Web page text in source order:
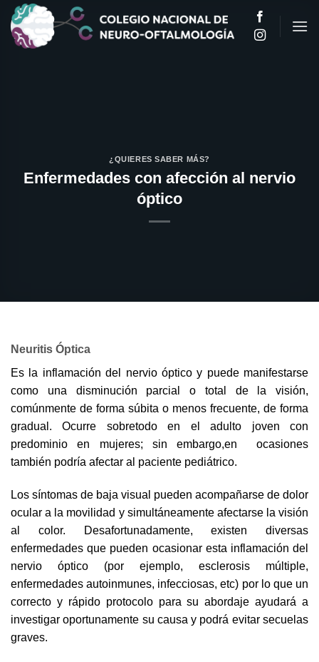
Saltar
contenido
¿QUIERES SABER MÁS?
Enfermedades con afección al nervio
óptico
Neuritis Óptica
Es la inflamación del nervio óptico y puede manifestarse
como una disminución parcial o total de la visión,
comúnmente de forma súbita o menos frecuente, de forma
gradual. Ocurre sobretodo en el adulto joven con
predominio en mujeres; sin embargo,en ocasiones
también podría afectar al paciente pediátrico.
Los síntomas de baja visual pueden acompañarse de dolor
ocular a la movilidad y simultáneamente afectarse la visión
al color. Desafortunadamente, existen diversas
enfermedades que pueden ocasionar esta inflamación del
nervio óptico (por ejemplo, esclerosis múltiple,
enfermedades autoinmunes, infecciosas, etc) por lo que un
correcto y rápido protocolo para su abordaje ayudará a
investigar oportunamente su causa y podrá evitar secuelas
graves.